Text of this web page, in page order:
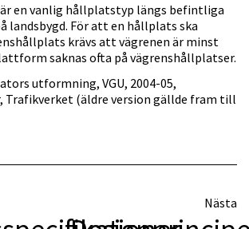
en vanlig hållplatstyp längs befintliga
landsbygd. För att en hållplats ska
krävs att vägrenen är minst
saknas ofta på vägrenshållplatser.
utformning, VGU, 2004-05,
Trafikverket (äldre version gällde fram till
Nästa